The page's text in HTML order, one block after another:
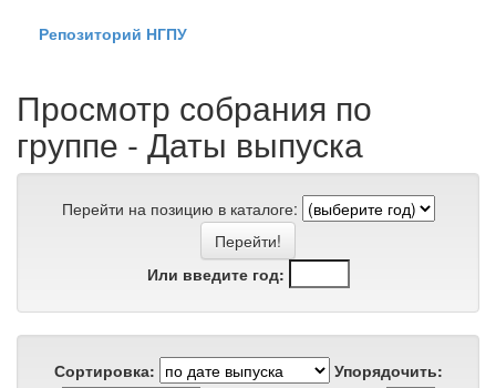
navigationРепозиторий НГПУ
Просмотр собрания по
группе - Даты выпуска
Перейти на позицию в каталоге:
Или введите год:
Сортировка:
Упорядочить: